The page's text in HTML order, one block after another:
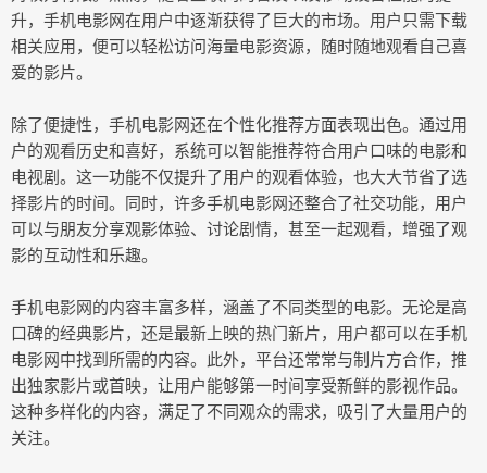
升，手机电影网在用户中逐渐获得了巨大的市场。用户只需下载
相关应用，便可以轻松访问海量电影资源，随时随地观看自己喜
爱的影片。
除了便捷性，手机电影网还在个性化推荐方面表现出色。通过用
户的观看历史和喜好，系统可以智能推荐符合用户口味的电影和
电视剧。这一功能不仅提升了用户的观看体验，也大大节省了选
择影片的时间。同时，许多手机电影网还整合了社交功能，用户
可以与朋友分享观影体验、讨论剧情，甚至一起观看，增强了观
影的互动性和乐趣。
手机电影网的内容丰富多样，涵盖了不同类型的电影。无论是高
口碑的经典影片，还是最新上映的热门新片，用户都可以在手机
电影网中找到所需的内容。此外，平台还常常与制片方合作，推
出独家影片或首映，让用户能够第一时间享受新鲜的影视作品。
这种多样化的内容，满足了不同观众的需求，吸引了大量用户的
关注。